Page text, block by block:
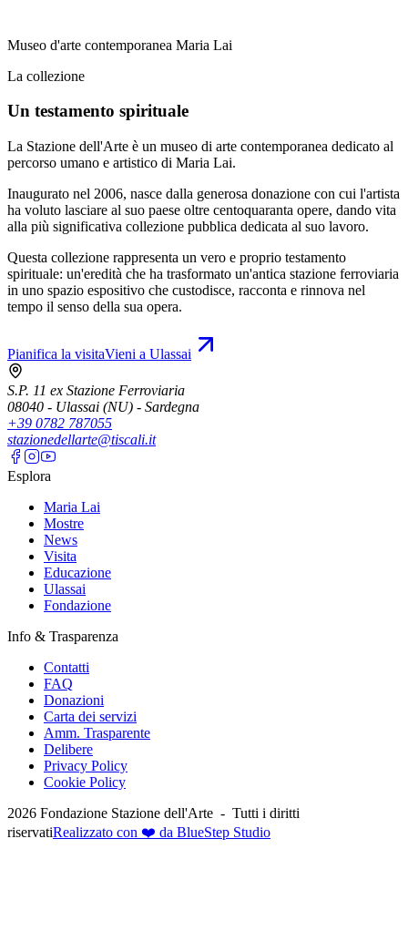
Museo d'arte contemporanea Maria Lai
La collezione
Un testamento spirituale
La Stazione dell'Arte è un museo di arte contemporanea dedicato al
percorso umano e artistico di Maria Lai.
Inaugurato nel 2006, nasce dalla generosa donazione con cui l'artista
ha voluto lasciare al suo paese oltre centoquaranta opere, dando vita
alla più significativa collezione pubblica dedicata al suo lavoro.
Questa collezione rappresenta un vero e proprio testamento
spirituale: un'eredità che ha trasformato un'antica stazione ferroviaria
in uno spazio espositivo che custodisce, racconta e rinnova nel
tempo il senso della sua opera.
Pianifica la visitaVieni a Ulassai
S.P. 11 ex Stazione Ferroviaria
08040 - Ulassai (NU) - Sardegna
+39 0782 787055
stazionedellarte@tiscali.it
Esplora
Maria Lai
Mostre
News
Visita
Educazione
Ulassai
Fondazione
Info & Trasparenza
Contatti
FAQ
Donazioni
Carta dei servizi
Amm. Trasparente
Delibere
Privacy Policy
Cookie Policy
2026 Fondazione Stazione dell'Arte - Tutti i diritti
riservatiRealizzato con ❤️ da BlueStep Studio